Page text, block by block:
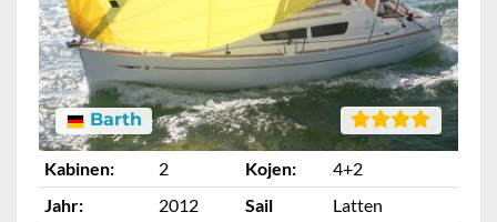
Barth
Kabinen: 2 Kojen:
4+2
Jahr:
2012 Sail
Latten